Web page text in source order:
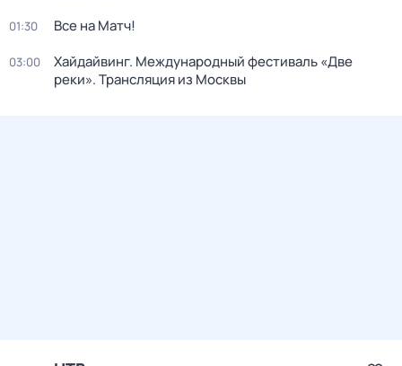
01:30 Все на Матч!
03:00
Хайдайвинг. Международный фестиваль «Две
реки». Трансляция из Москвы